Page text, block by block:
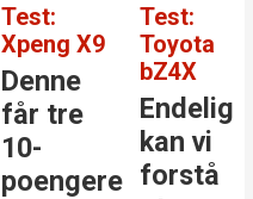
Test:
Mercedes-
Benz GLC
Den
største
stjernen
Test: BYD
Atto EVO
Kanskje
er dette
årets
beste